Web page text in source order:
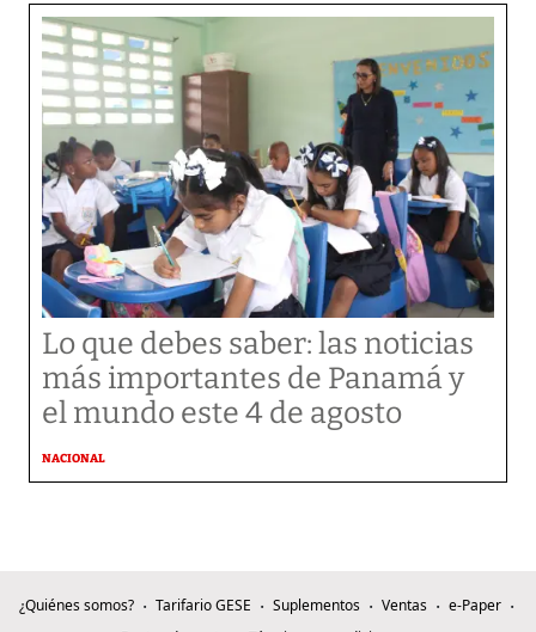
Lo que debes saber: las noticias
más importantes de Panamá y
el mundo este 4 de agosto
NACIONAL
¿Quiénes somos? Tarifario GESE Suplementos Ventas
e-Paper